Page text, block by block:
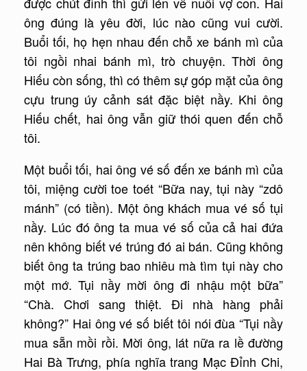
ông đúng là yêu đời, lúc nào cũng vui cười.
Buổi tối, họ hẹn nhau đến chỗ xe bánh mì của
tôi ngồi nhai bánh mì, trò chuyện. Thời ông
Hiếu còn sống, thì có thêm sự góp mặt của ông
cựu trung úy cảnh sát đặc biệt nầy. Khi ông
Hiếu chết, hai ông vẫn giữ thói quen đến chỗ
tôi.
Một buổi tối, hai ông vé số đến xe bánh mì của
tôi, miệng cười toe toét “Bữa nay, tụi này “zdô
mánh” (có tiền). Một ông khách mua vé số tụi
nầy. Lúc đó ông ta mua vé số của cả hai đứa
nên không biết vé trúng đó ai bán. Cũng không
biết ông ta trúng bao nhiêu mà tìm tụi này cho
một mớ. Tụi nầy mời ông đi nhậu một bữa”
“Chà. Chơi sang thiệt. Ði nhà hàng phải
không?” Hai ông vé số biết tôi nói đùa “Tụi nầy
mua sẵn mồi rồi. Mời ông, lát nữa ra lề đường
Hai Bà Trưng, phía nghĩa trang Mạc Ðỉnh Chi,